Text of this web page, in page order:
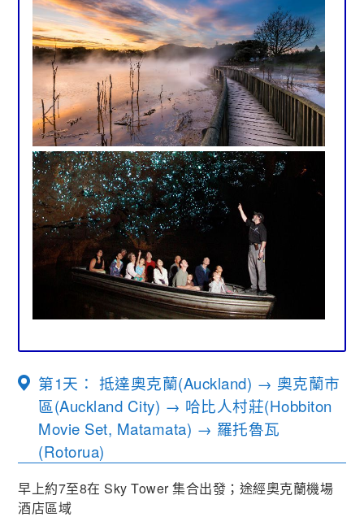
第1天： 抵達奧克蘭(Auckland) → 奧克蘭市
區(Auckland City) → 哈比人村莊(Hobbiton
Movie Set, Matamata) → 羅托魯瓦
(Rotorua)
早上約7至8在 Sky Tower 集合出發；途經奧克蘭機場
酒店區域